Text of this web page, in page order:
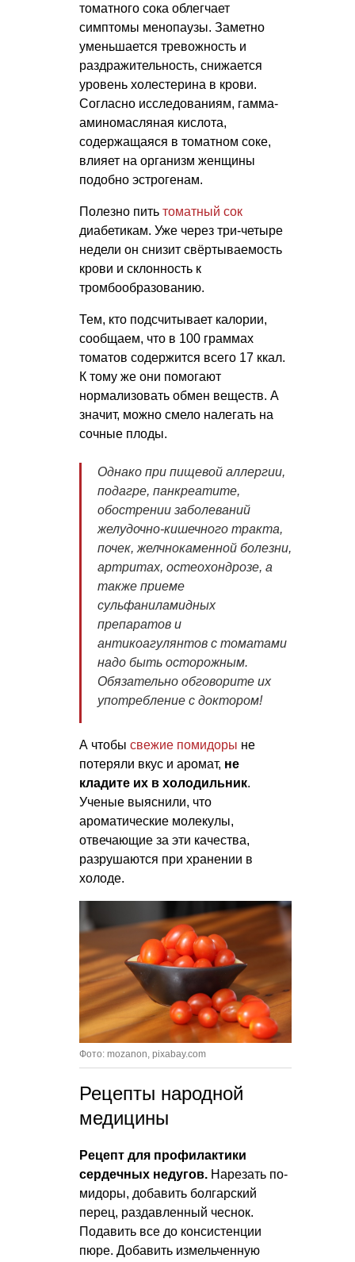
томатного сока облегчает
симптомы менопаузы. Заметно
уменьшается тревожность и
раздражительность, снижается
уровень холестерина в крови.
Согласно исследованиям, гамма-
аминомасляная кислота,
содержащаяся в томатном соке,
влияет на организм женщины
подобно эстрогенам.
Полезно пить томатный сок
диабетикам. Уже через три-четыре
недели он снизит свёртываемость
крови и склонность к
тромбообразованию.
Тем, кто подсчитывает калории,
сообщаем, что в 100 граммах
томатов содержится всего 17 ккал.
К тому же они помогают
нормализовать обмен веществ. А
значит, можно смело налегать на
сочные плоды.
Однако при пищевой аллергии,
подагре, панкреатите,
обострении заболеваний
желудочно-кишечного тракта,
почек, желчнокаменной болезни,
артритах, остеохондрозе, а
также приеме
сульфаниламидных
препаратов и
антикоагулянтов с томатами
надо быть осторожным.
Обязательно обговорите их
употребление с доктором!
А чтобы свежие помидоры не
потеряли вкус и аромат, не
кладите их в холодильник.
Ученые выяснили, что
ароматические молекулы,
отвечающие за эти качества,
разрушаются при хранении в
холоде.
Фото: mozanon, pixabay.com
Рецепты народной
медицины
Рецепт для профилактики
сердечных недугов. Нарезать по­
мидоры, добавить болгарский
перец, раздавленный чеснок.
Подавить все до консистенции
пюре. Добавить измельченную